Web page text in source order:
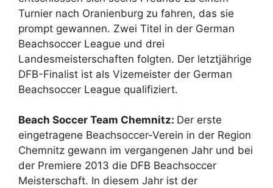
Turnier nach Oranienburg zu fahren, das sie
prompt gewannen. Zwei Titel in der German
Beachsoccer League und drei
Landesmeisterschaften folgten. Der letztjährige
DFB-Finalist ist als Vizemeister der German
Beachsoccer League qualifiziert.
Beach Soccer Team Chemnitz: Der erste
eingetragene Beachsoccer-Verein in der Region
Chemnitz gewann im vergangenen Jahr und bei
der Premiere 2013 die DFB Beachsoccer
Meisterschaft. In diesem Jahr ist der